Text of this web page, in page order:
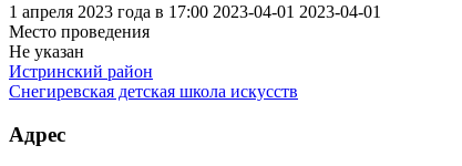
1 апреля 2023 года в 17:00 2023-04-01 2023-04-01
Место проведения
Не указан
Истринский район
Снегиревская детская школа искусств
Адрес